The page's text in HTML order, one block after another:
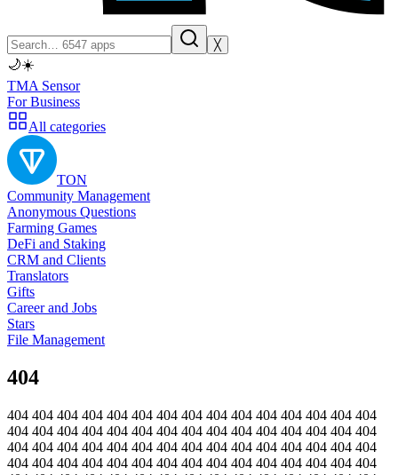
╳
🌙☀️
TMA Sensor
For Business
All categories
TON
Community Management
Anonymous Questions
Farming Games
DeFi and Staking
CRM and Clients
Translators
Gifts
Career and Jobs
Stars
File Management
404
404 404 404 404 404 404 404 404 404 404 404 404 404 404 404
404 404 404 404 404 404 404 404 404 404 404 404 404 404 404
404 404 404 404 404 404 404 404 404 404 404 404 404 404 404
404 404 404 404 404 404 404 404 404 404 404 404 404 404 404